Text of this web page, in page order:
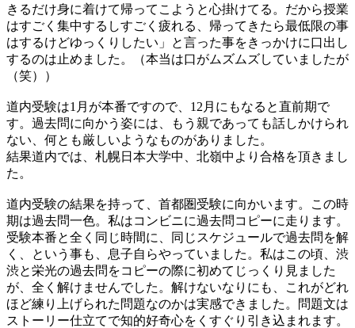
きるだけ身に着けて帰ってこようと心掛けてる。だから授業
はすごく集中するしすごく疲れる、帰ってきたら最低限の事
はするけどゆっくりしたい」と言った事をきっかけに口出し
するのは止めました。（本当は口がムズムズしていましたが
（笑））
道内受験は1月が本番ですので、12月にもなると直前期で
す。過去問に向かう姿には、もう親であっても話しかけられ
ない、何とも厳しいようなものがありました。
結果道内では、札幌日本大学中、北嶺中より合格を頂きまし
た。
道内受験の結果を持って、首都圏受験に向かいます。この時
期は過去問一色。私はコンビニに過去問コピーに走ります。
受験本番と全く同じ時間に、同じスケジュールで過去問を解
く、という事も、息子自らやっていました。私はこの頃、渋
渋と栄光の過去問をコピーの際に初めてじっくり見ました
が、全く解けませんでした。解けないなりにも、これがどれ
ほど練り上げられた問題なのかは実感できました。問題文は
ストーリー仕立てで知的好奇心をくすぐり引き込まれます。